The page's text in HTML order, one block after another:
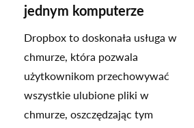
jednym komputerze
Dropbox to doskonała usługa w
chmurze, która pozwala
użytkownikom przechowywać
wszystkie ulubione pliki w
chmurze, oszczędzając tym